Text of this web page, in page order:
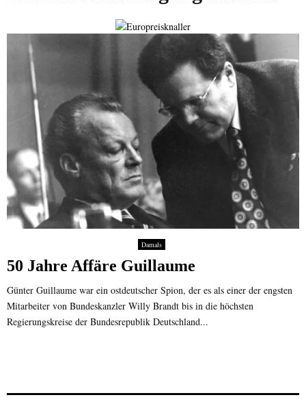
Damals
50 Jahre Affäre Guillaume
Günter Guillaume war ein ostdeutscher Spion, der es als einer der engsten
Mitarbeiter von Bundeskanzler Willy Brandt bis in die höchsten
Regierungskreise der Bundesrepublik Deutschland...